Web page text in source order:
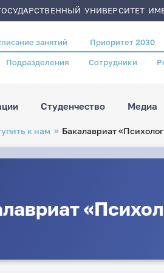
УНИВЕРСИТЕТ
занятий Приоритет 2030
Подразделения Сотрудники
Студенчество Медиа
к нам Бакалавриат